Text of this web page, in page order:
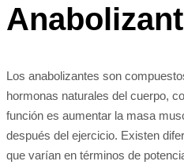
Los anabolizantes son
hormonas naturales del cuerpo,
función es aumentar la masa
después del ejercicio. Existen
que varían en términos de